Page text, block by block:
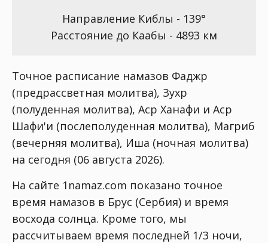
Направление Киблы - 139°
Расстояние до Каабы - 4893 км
Точное расписание намазов Фаджр
(предрассветная молитва), Зухр
(полуденная молитва), Аср Ханафи и Аср
Шафи'и (послеполуденная молитва), Магриб
(вечерняя молитва), Иша (ночная молитва)
на сегодня (06 августа 2026).
На сайте 1namaz.com показано точное
время намазов в Брус (Сербия) и время
восхода солнца. Кроме того, мы
рассчитываем время последней 1/3 ночи,